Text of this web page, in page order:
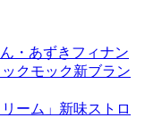
・あずきフィナン
クモック新ブラン
ーム」新味ストロ